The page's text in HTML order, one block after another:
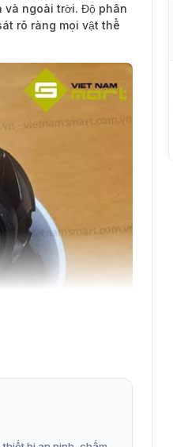
và ngoài trời. Độ phân
rõ ràng mọi vật thể